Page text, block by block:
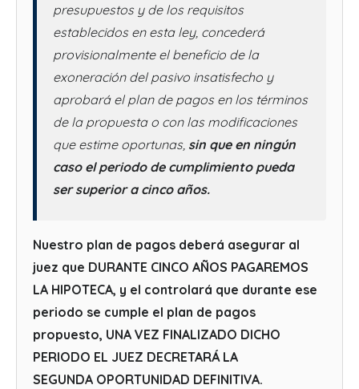
presupuestos y de los requisitos
establecidos en esta ley, concederá
provisionalmente el beneficio de la
exoneración del pasivo insatisfecho y
aprobará el plan de pagos en los términos
de la propuesta o con las modificaciones
que estime oportunas, sin que en ningún
caso el periodo de cumplimiento pueda
ser superior a cinco años.
Nuestro plan de pagos deberá asegurar al
juez que DURANTE CINCO AÑOS PAGAREMOS
LA HIPOTECA, y el controlará que durante ese
periodo se cumple el plan de pagos
propuesto, UNA VEZ FINALIZADO DICHO
PERIODO EL JUEZ DECRETARÁ LA
SEGUNDA OPORTUNIDAD DEFINITIVA.